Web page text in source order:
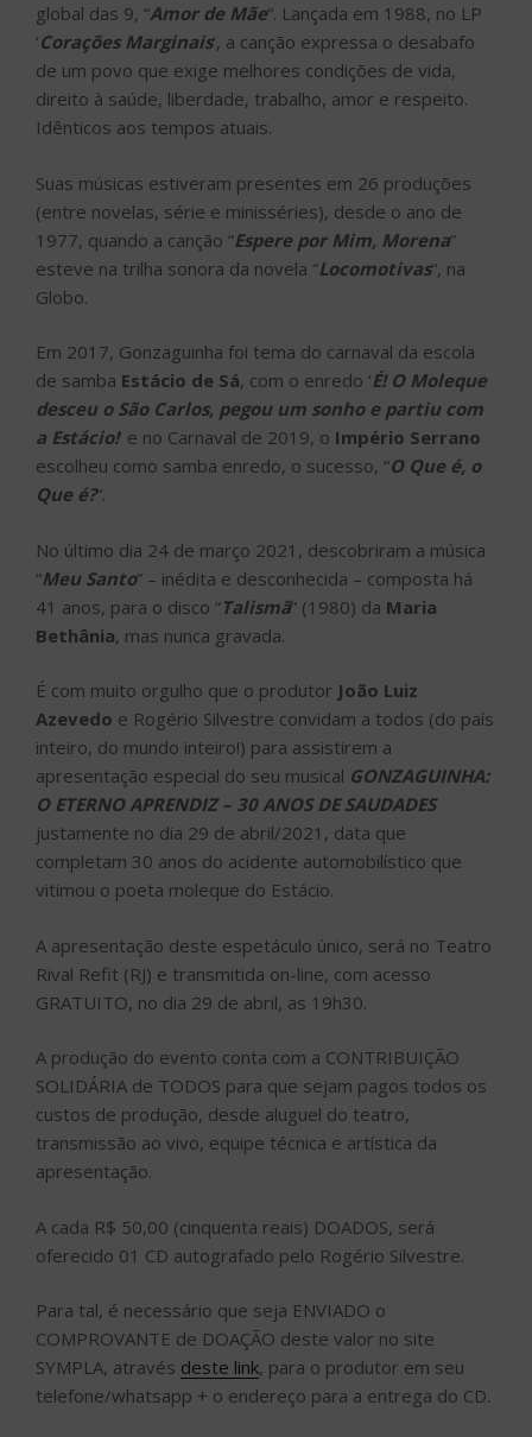
global das 9, “Amor de Mãe“. Lançada em 1988, no LP
‘Corações Marginais‘, a canção expressa o desabafo
de um povo que exige melhores condições de vida,
direito à saúde, liberdade, trabalho, amor e respeito.
Idênticos aos tempos atuais.
Suas músicas estiveram presentes em 26 produções
(entre novelas, série e minisséries), desde o ano de
1977, quando a canção “Espere por Mim, Morena”
esteve na trilha sonora da novela “Locomotivas“, na
Globo.
Em 2017, Gonzaguinha foi tema do carnaval da escola
de samba Estácio de Sá, com o enredo ‘É! O Moleque
desceu o São Carlos, pegou um sonho e partiu com
a Estácio!‘ e no Carnaval de 2019, o Império Serrano
escolheu como samba enredo, o sucesso, “O Que é, o
Que é?“.
No último dia 24 de março 2021, descobriram a música
“Meu Santo” – inédita e desconhecida – composta há
41 anos, para o disco “Talismã” (1980) da Maria
Bethânia, mas nunca gravada.
É com muito orgulho que o produtor João Luiz
Azevedo e Rogério Silvestre convidam a todos (do país
inteiro, do mundo inteiro!) para assistirem a
apresentação especial do seu musical GONZAGUINHA:
O ETERNO APRENDIZ – 30 ANOS DE SAUDADES
justamente no dia 29 de abril/2021, data que
completam 30 anos do acidente automobilístico que
vitimou o poeta moleque do Estácio.
A apresentação deste espetáculo único, será no Teatro
Rival Refit (RJ) e transmitida on-line, com acesso
GRATUITO, no dia 29 de abril, as 19h30.
A produção do evento conta com a CONTRIBUIÇÃO
SOLIDÁRIA de TODOS para que sejam pagos todos os
custos de produção, desde aluguel do teatro,
transmissão ao vivo, equipe técnica e artística da
apresentação.
A cada R$ 50,00 (cinquenta reais) DOADOS, será
oferecido 01 CD autografado pelo Rogério Silvestre.
Para tal, é necessário que seja ENVIADO o
COMPROVANTE de DOAÇÃO deste valor no site
SYMPLA, através deste link, para o produtor em seu
telefone/whatsapp + o endereço para a entrega do CD.